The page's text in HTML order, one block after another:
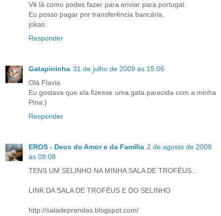
Vê lá como podes fazer para enviar para portugal.
Eu posso pagar por transferência bancária.
jokas
Responder
Gatapininha 31 de julho de 2009 às 15:06
Olá Flavia
Eu gostava que ela fizesse uma gata parecida com a minha
Pina:)
Responder
EROS - Deus do Amor e da Família 2 de agosto de 2009
às 09:08
TENS UM SELINHO NA MINHA SALA DE TROFÉUS...
LINK DA SALA DE TROFÉUS E DO SELINHO
http://saladeprendas.blogspot.com/